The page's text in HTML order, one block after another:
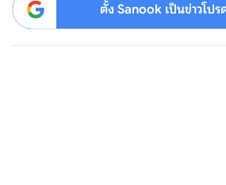
ตั้ง Sanook เป็นข่าวโป